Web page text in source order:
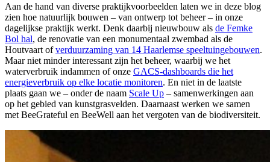
Aan de hand van diverse praktijkvoorbeelden laten we in deze blog
zien hoe natuurlijk bouwen – van ontwerp tot beheer – in onze
dagelijkse praktijk werkt. Denk daarbij nieuwbouw als de Femke
Bol hal, de renovatie van een monumentaal zwembad als de
Houtvaart ofverduurzaming van 14 Haarlemse speeltuingebouwen.
Maar niet minder interessant zijn het beheer, waarbij we het
waterverbruik indammen of onze GACS-dashboards die het
energieverbruik op elke locatie monitoren. En niet in de laatste
plaats gaan we – onder de naam Scale Up – samenwerkingen aan
op het gebied van kunstgrasvelden. Daarnaast werken we samen
met BeeGrateful en BeeWell aan het vergoten van de biodiversiteit.